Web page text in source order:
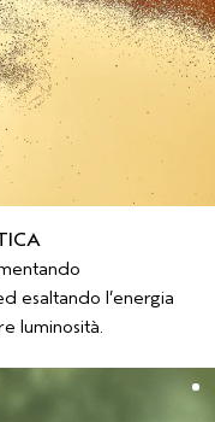
esaltando l’energia
luminosità.